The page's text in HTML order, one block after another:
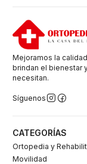
Mejoramos la
brindan el bienestar
necesitan.
Síguenos
CATEGORÍAS
Ortopedia y
Movilidad